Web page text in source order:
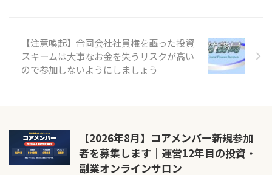
【注意喚起】合同会社社員権を謳った投資
スキームは大事なお金を失うリスクが高い
ので参加しないようにしましょう
【2026年8月】コアメンバー新規参加
者を募集します｜運営12年目の投資・
副業オンラインサロン